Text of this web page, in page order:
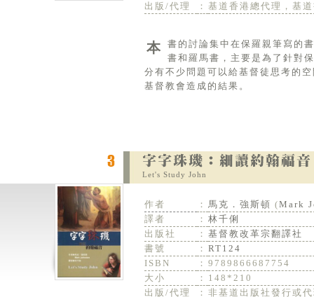
出版/代理
： 基道香港總代理，基
本書的討論集中在保羅親筆寫的書信，就是帖撒羅尼迦前後書、哥林多前後書、腓力比書、腓力門書、加拉太
書和羅馬書，主要是為了針對
分有不少問題可以給基督徒思考的
基督教會造成的結果。
Let's Study John
作者 ： 馬克．強斯頓 (Mark
譯者
： 林千俐
出版社
： 基督教改革宗翻譯社
書號
： RT124
ISBN
： 9789866687754
大小
： 148*210
出版/代理
： 非基道出版社發行或